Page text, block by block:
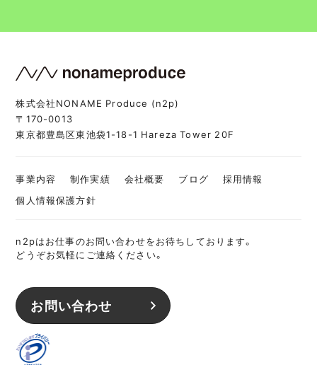
株式会社NONAME Produce (n2p)
〒170-0013
東京都豊島区東池袋1-18-1 Hareza Tower 20F
事業内容 制作実績 会社概要 ブログ
採用情報
個人情報保護方針
n2pはお仕事のお問い合わせをお待ちしております。
どうぞお気軽にご連絡ください。
お問い合わせ